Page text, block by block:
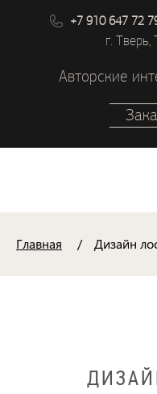
+7 910 647 72
г. Тверь,
Авторские
Главная Дизайн